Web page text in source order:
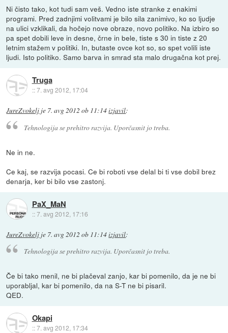
Ni čisto tako, kot tudi sam veš. Vedno iste stranke z enakimi
programi. Pred zadnjimi volitvami je bilo sila zanimivo, ko so ljudje
na ulici vzklikali, da hočejo nove obraze, novo politiko. Na izbiro so
pa spet dobili leve in desne, črne in bele, tiste s 30 in tiste z 20
letnim stažem v politiki. In, butaste ovce kot so, so spet volili iste
ljudi. Isto politiko. Samo barva in smrad sta malo drugačna kot prej.
Truga
::7. avg 2012, 17:04
JureZvokelj je 7. avg 2012 ob 11:14izjavil:
Tehnologija se prehitro razvija. Uporčasnit jo treba.
Ne in ne.
Ce kaj, se razvija pocasi. Ce bi roboti vse delal bi ti vse dobil brez
denarja, ker bi bilo vse zastonj.
PaX_MaN
::7. avg 2012, 17:16
JureZvokelj je 7. avg 2012 ob 11:14izjavil:
Tehnologija se prehitro razvija. Uporčasnit jo treba.
Če bi tako menil, ne bi plačeval zanjo, kar bi pomenilo, da je ne bi
uporabljal, kar bi pomenilo, da na S-T ne bi pisaril.
QED.
Okapi
::7. avg 2012, 17:34